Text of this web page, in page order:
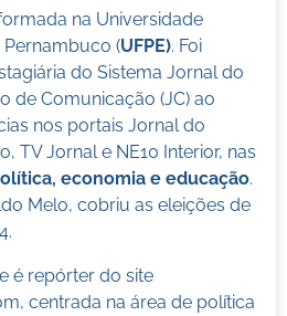
na Universidade
Pernambuco (UFPE). Foi
do Sistema Jornal do
de Comunicação (JC) ao
nos portais Jornal do
TV Jornal e NE10 Interior, nas
economia e educação.
Melo, cobriu as eleições de
é repórter do site
centrada na área de política